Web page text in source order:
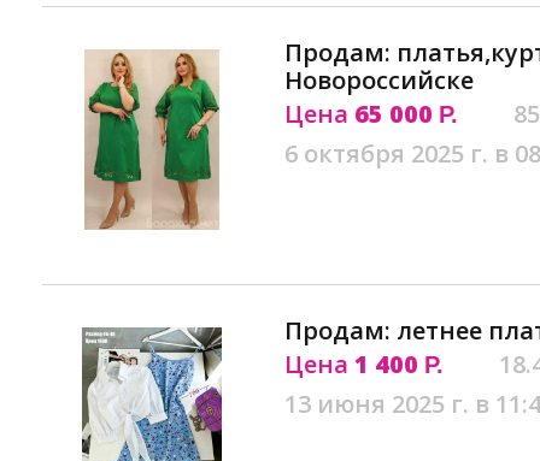
Продам:
Новороссийске
Цена 65 000 Р.
6 октября 2025 г. в
Продам: летнее
Цена 1 400 Р.
13 июня 2025 г. в